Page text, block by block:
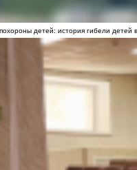
детей: история гибели детей